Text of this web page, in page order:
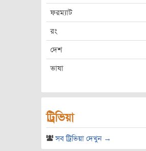
ফরম্যাট
রং
দেশ
ভাষা
ট্রিভিয়া
সব ট্রিভিয়া দেখুন →